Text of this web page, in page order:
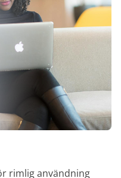
rimlig användning